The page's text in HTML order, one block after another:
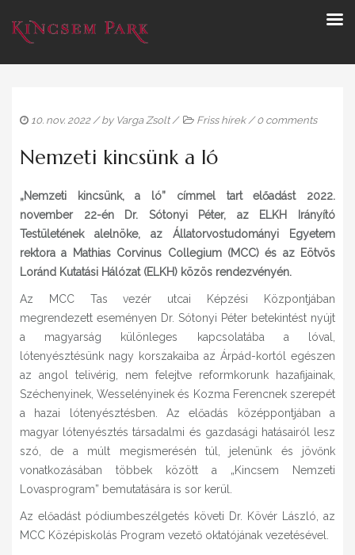
10. nov. 2022/ by Varga Zsolt/ Friss hírek/0 comments
Nemzeti kincsünk a ló
„Nemzeti kincsünk, a ló” címmel tart előadást 2022.
november 22-én Dr. Sótonyi Péter, az ELKH Irányító
Testületének alelnöke, az Állatorvostudományi Egyetem
rektora a Mathias Corvinus Collegium (MCC) és az Eötvös
Loránd Kutatási Hálózat (ELKH) közös rendezvényén.
Az MCC Tas vezér utcai Képzési Központjában
megrendezett eseményen Dr. Sótonyi Péter betekintést nyújt
a magyarság különleges kapcsolatába a lóval,
lótenyésztésünk nagy korszakaiba az Árpád-kortól egészen
az angol telivérig, nem felejtve reformkorunk hazafijainak,
Széchenyinek, Wesselényinek és Kozma Ferencnek szerepét
a hazai lótenyésztésben. Az előadás középpontjában a
magyar lótenyésztés társadalmi és gazdasági hatásairól lesz
szó, de a múlt megismerésén túl, jelenünk és jövőnk
vonatkozásában többek között a „Kincsem Nemzeti
Lovasprogram” bemutatására is sor kerül.
Az előadást pódiumbeszélgetés követi Dr. Kövér László, az
MCC Középiskolás Program vezető oktatójának vezetésével.